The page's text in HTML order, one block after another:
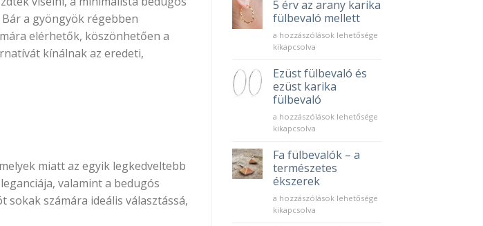
a gyöngyök régebben
elérhetők, köszönhetően a
kínálnak az eredeti,
miatt az egyik legkedveltebb
valamint a bedugós
számára ideális választássá,
5 érv az arany karika
fülbevaló mellett
5
érv
arany
karika
fülbevaló
mellett
bejegyzéshez
a hozzászólások lehetősége
kikapcsolva
Ezüst fülbevaló és
ezüst karika
fülbevaló
Ezüst
fülbevaló
ezüst
karika
fülbevaló
bejegyzéshez
a hozzászólások lehetősége
kikapcsolva
Fa fülbevalók – a
természetes
ékszerek
Fa
fülbevalók
a hozzászólások lehetősége
kikapcsolva